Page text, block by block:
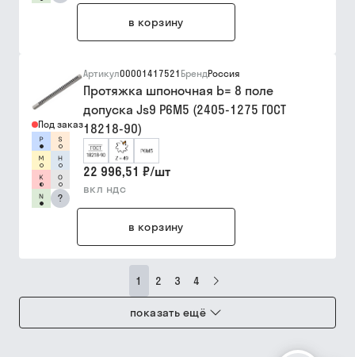
в корзину
Под заказ
?
Артикул00001417521 БрендРоссия
Протяжка шпоночная b= 8 поле
допуска Js9 Р6М5 (2405-1275 ГОСТ
18218-90)
22 996,51 ₽/шт
вкл ндс
в корзину
1 2 3 4
показать ещё